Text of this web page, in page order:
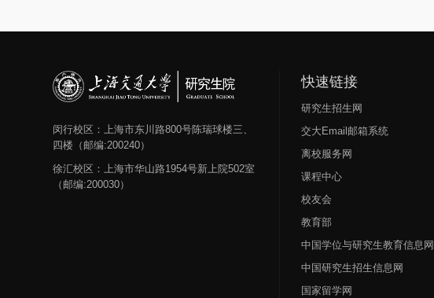
闵行校区：上海市东川路800号陈瑞球楼三、
四楼（邮编:200240）
徐汇校区：上海市华山路1954号新上院502室
（邮编:200030）
快速链接
研究生招生网
交大Email邮箱系统
离校服务网
课程中心
校友会
教育部
中国学位与研究生教育信息网
中国研究生招生信息网
国家留学网